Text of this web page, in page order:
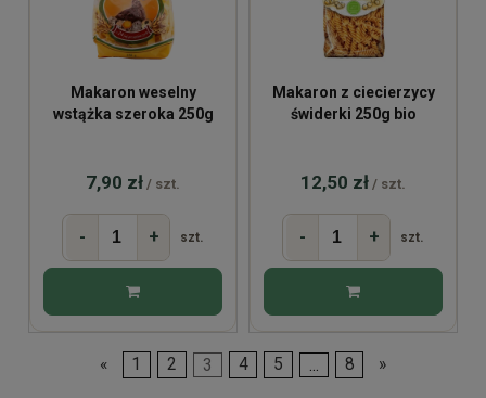
Makaron weselny
wstążka szeroka 250g
7,90 zł / szt.
- + szt.
Makaron z ciecierzycy
świderki 250g bio
12,50 zł / szt.
- + szt.
« 1 2 3 4 5 ... 8 »